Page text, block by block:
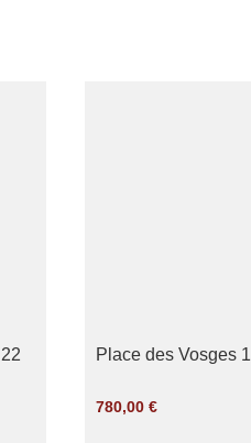
Place des Vosges 1
780,00€